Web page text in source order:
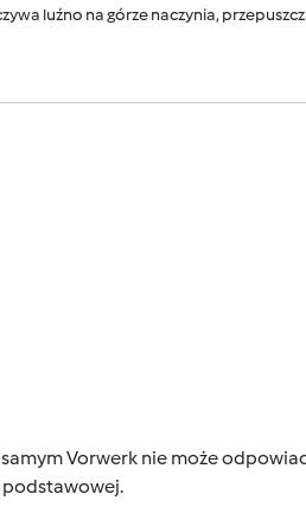
luźno na górze naczynia,
Vorwerk nie może
podstawowej.